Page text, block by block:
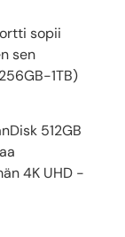
sopii
sen
1TB)
512GB
4K UHD -